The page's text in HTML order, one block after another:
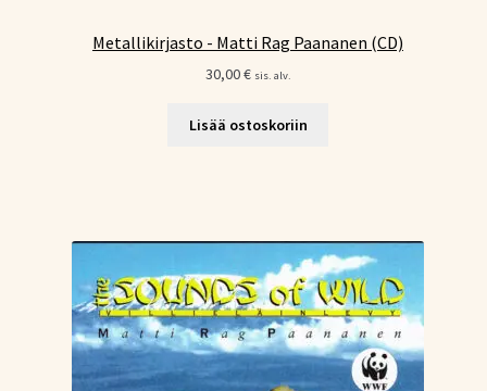
Metallikirjasto - Matti Rag Paananen (CD)
30,00€ sis. alv.
Lisää ostoskoriin